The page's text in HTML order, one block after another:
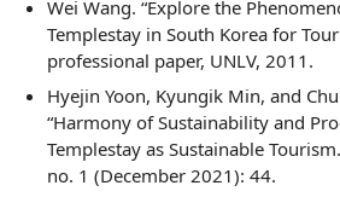
Wei Wang. “Explore the
Templestay in South Korea for
professional paper, UNLV, 2011.
Hyejin Yoon, Kyungik Min, and
“Harmony of Sustainability and
Templestay as Sustainable
no. 1 (December 2021): 44.